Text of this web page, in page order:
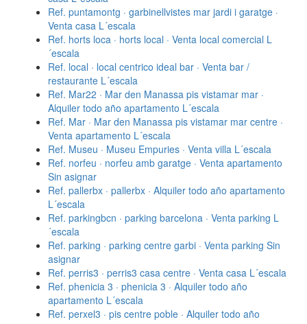
Ref. puntamontg · garbinellvistes mar jardi i garatge ·
Venta casa L´escala
Ref. horts loca · horts local · Venta local comercial L
´escala
Ref. local · local centrico ideal bar · Venta bar /
restaurante L´escala
Ref. Mar22 · Mar den Manassa pis vistamar mar ·
Alquiler todo año apartamento L´escala
Ref. Mar · Mar den Manassa pis vistamar mar centre ·
Venta apartamento L´escala
Ref. Museu · Museu Empuries · Venta villa L´escala
Ref. norfeu · norfeu amb garatge · Venta apartamento
Sin asignar
Ref. pallerbx · pallerbx · Alquiler todo año apartamento
L´escala
Ref. parkingbcn · parking barcelona · Venta parking L
´escala
Ref. parking · parking centre garbi · Venta parking Sin
asignar
Ref. perris3 · perris3 casa centre · Venta casa L´escala
Ref. phenicia 3 · phenicia 3 · Alquiler todo año
apartamento L´escala
Ref. perxel3 · pis centre poble · Alquiler todo año